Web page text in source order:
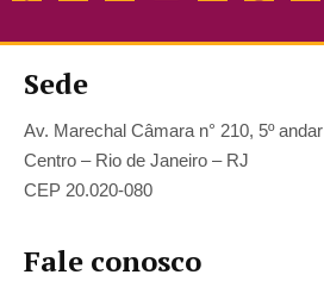
Sede
Av. Marechal Câmara n° 210, 5º andar
Centro – Rio de Janeiro – RJ
CEP 20.020-080
Fale conosco